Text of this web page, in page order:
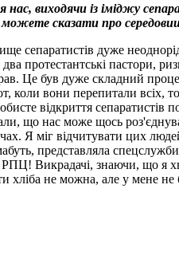
нас, виходячи із іміджу
сказати про
сепаратистів дуже
протестантські пастори,
Це був дуже складний
вони перепитали всіх,
відкриття сепаратистів
що нас може щось
Я міг відчитувати цих
представляла
Викрадачі, знаючи, що я
хліба не можна, але у мене